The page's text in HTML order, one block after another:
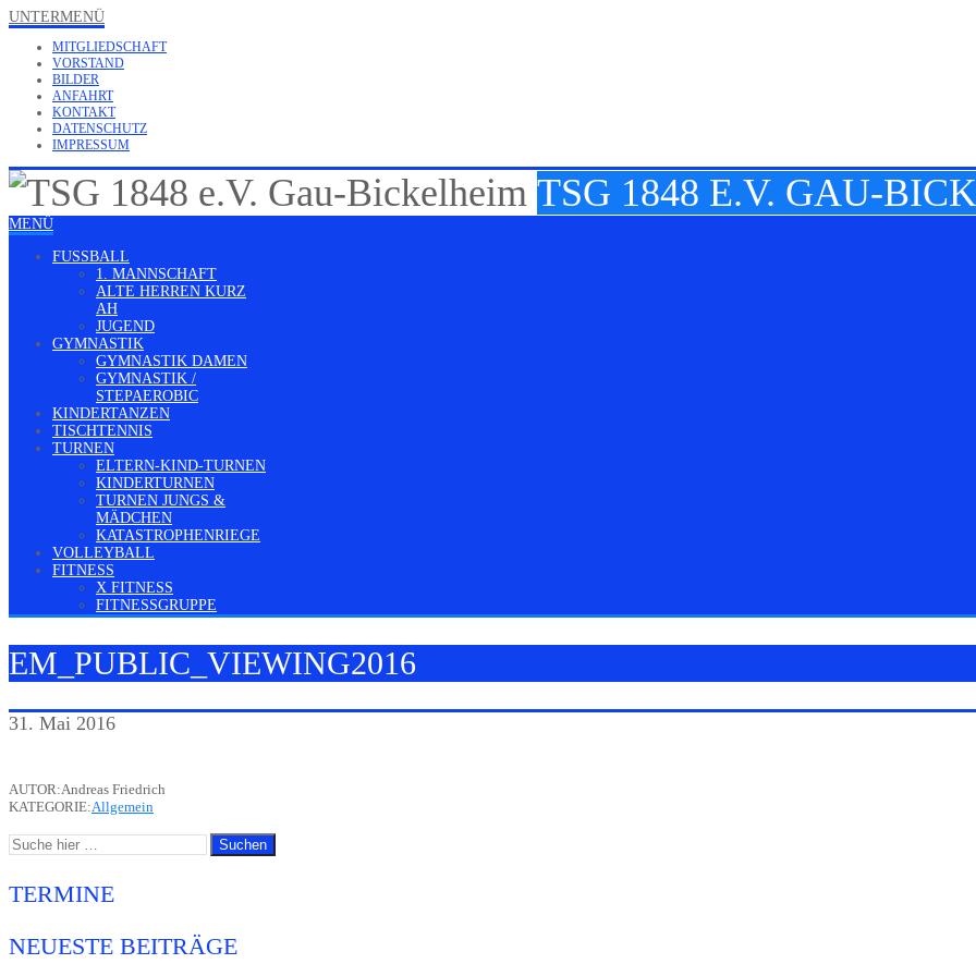
UNTERMENÜ
MITGLIEDSCHAFT
VORSTAND
BILDER
ANFAHRT
KONTAKT
DATENSCHUTZ
IMPRESSUM
TSG 1848 E.V. GAU-
MENÜ
FUSSBALL
1. MANNSCHAFT
ALTE HERREN KURZ
AH
JUGEND
GYMNASTIK
GYMNASTIK DAMEN
GYMNASTIK /
STEPAEROBIC
KINDERTANZEN
TISCHTENNIS
TURNEN
ELTERN-KIND-TURNEN
KINDERTURNEN
TURNEN JUNGS &
MÄDCHEN
KATASTROPHENRIEGE
VOLLEYBALL
FITNESS
X FITNESS
FITNESSGRUPPE
EM_PUBLIC_VIEWING2016
31. Mai 2016
AUTOR:Andreas Friedrich
KATEGORIE:Allgemein
TERMINE
NEUESTE BEITRÄGE